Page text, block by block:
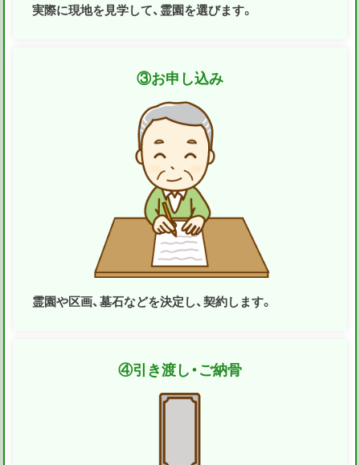
実際に現地を見学して、霊園を選びます。
③お申し込み
霊園や区画、墓石などを決定し、契約します。
④引き渡し・ご納骨